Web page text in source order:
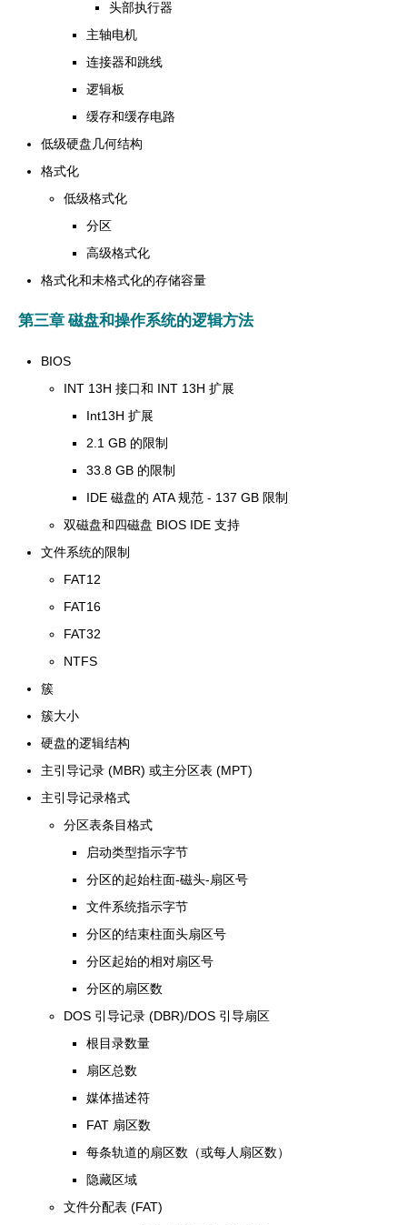
头部执行器
主轴电机
连接器和跳线
逻辑板
缓存和缓存电路
低级硬盘几何结构
格式化
低级格式化
分区
高级格式化
格式化和未格式化的存储容量
第三章 磁盘和操作系统的逻辑方法
BIOS
INT 13H 接口和 INT 13H 扩展
Int13H 扩展
2.1 GB 的限制
33.8 GB 的限制
IDE 磁盘的 ATA 规范 - 137 GB 限制
双磁盘和四磁盘 BIOS IDE 支持
文件系统的限制
FAT12
FAT16
FAT32
NTFS
簇
簇大小
硬盘的逻辑结构
主引导记录 (MBR) 或主分区表 (MPT)
主引导记录格式
分区表条目格式
启动类型指示字节
分区的起始柱面-磁头-扇区号
文件系统指示字节
分区的结束柱面头扇区号
分区起始的相对扇区号
分区的扇区数
DOS 引导记录 (DBR)/DOS 引导扇区
根目录数量
扇区总数
媒体描述符
FAT 扇区数
每条轨道的扇区数（或每人扇区数）
隐藏区域
文件分配表 (FAT)